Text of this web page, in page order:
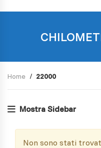
Home 22000
Mostra Sidebar
Non sono stati